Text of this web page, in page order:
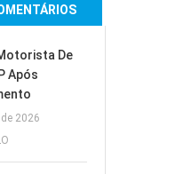
De
Após
2026